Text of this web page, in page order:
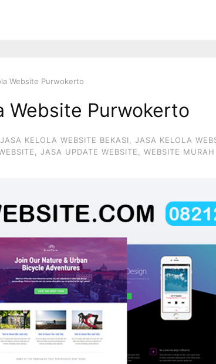
Website Purwokerto
Website Purwokerto
JASA KELOLA WEBSITE BEKASI, JASA KELOLA
, JASA UPDATE WEBSITE, WEBSITE